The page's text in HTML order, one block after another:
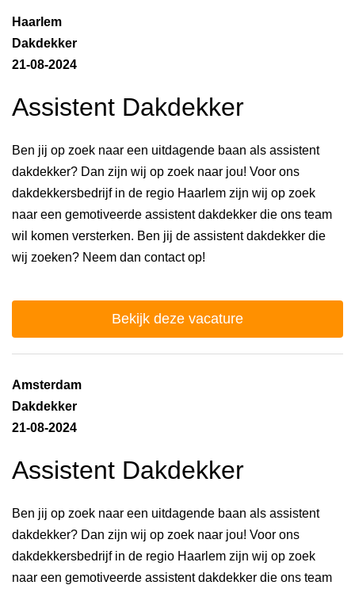
Haarlem
Dakdekker
21-08-2024
Assistent Dakdekker
Ben jij op zoek naar een uitdagende baan als assistent
dakdekker? Dan zijn wij op zoek naar jou! Voor ons
dakdekkersbedrijf in de regio Haarlem zijn wij op zoek
naar een gemotiveerde assistent dakdekker die ons team
wil komen versterken. Ben jij de assistent dakdekker die
wij zoeken? Neem dan contact op!
Bekijk deze vacature
Amsterdam
Dakdekker
21-08-2024
Assistent Dakdekker
Ben jij op zoek naar een uitdagende baan als assistent
dakdekker? Dan zijn wij op zoek naar jou! Voor ons
dakdekkersbedrijf in de regio Haarlem zijn wij op zoek
naar een gemotiveerde assistent dakdekker die ons team